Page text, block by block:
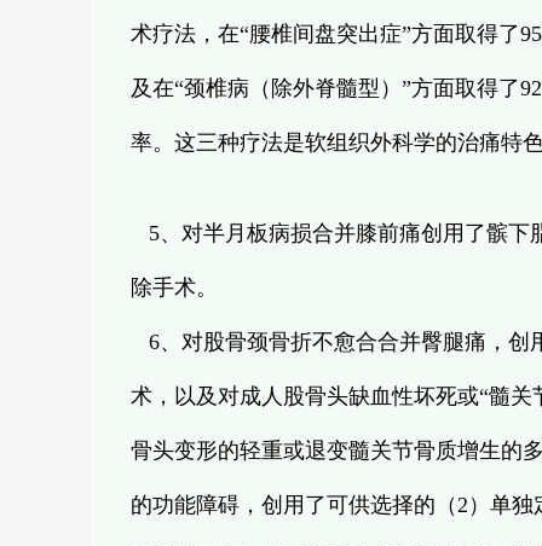
术疗法，在“腰椎间盘突出症”方面取得了
及在“颈椎病（除外脊髓型）”方面取得了
率。这三种疗法是软组织外科学的治痛特
5、对半月板病损合并膝前痛创用了髌
除手术。
6、对股骨颈骨折不愈合合并臀腿痛，创
术，以及对成人股骨头缺血性坏死或“髓
骨头变形的轻重或退变髓关节骨质增生的
的功能障碍，创用了可供选择的（2）单